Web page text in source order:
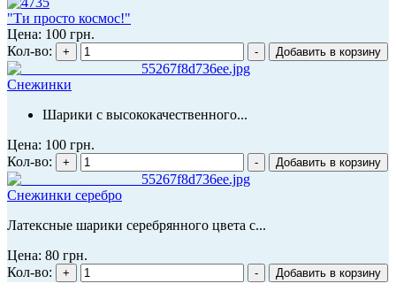
"Ти просто космос!"
Цена: 100 грн.
Кол-во:
Снежинки
Шарики с высококачественного...
Цена: 100 грн.
Кол-во:
Снежинки серебро
Латексные шарики серебрянного цвета с...
Цена: 80 грн.
Кол-во: